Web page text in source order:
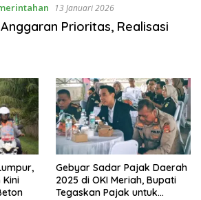
13 Januari 2026
Prioritas, Realisasi
Kini
Gebyar Sadar Pajak Daerah
2025 di OKI Meriah, Bupati
Tegaskan Pajak untuk